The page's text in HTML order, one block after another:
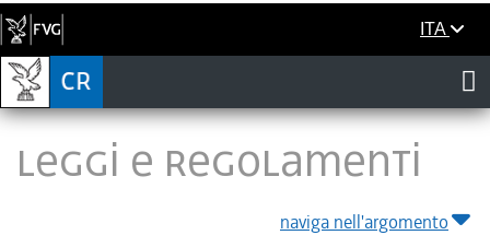
ITA
LEGGI E REGOLAMENTI
naviga nell'argomento